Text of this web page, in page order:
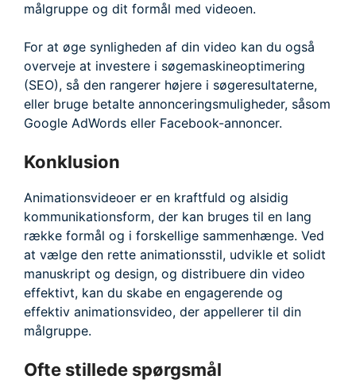
målgruppe og dit formål med videoen.
For at øge synligheden af din video kan du også
overveje at investere i søgemaskineoptimering
(SEO), så den rangerer højere i søgeresultaterne,
eller bruge betalte annonceringsmuligheder, såsom
Google AdWords eller Facebook-annoncer.
Konklusion
Animationsvideoer er en kraftfuld og alsidig
kommunikationsform, der kan bruges til en lang
række formål og i forskellige sammenhænge. Ved
at vælge den rette animationsstil, udvikle et solidt
manuskript og design, og distribuere din video
effektivt, kan du skabe en engagerende og
effektiv animationsvideo, der appellerer til din
målgruppe.
Ofte stillede spørgsmål